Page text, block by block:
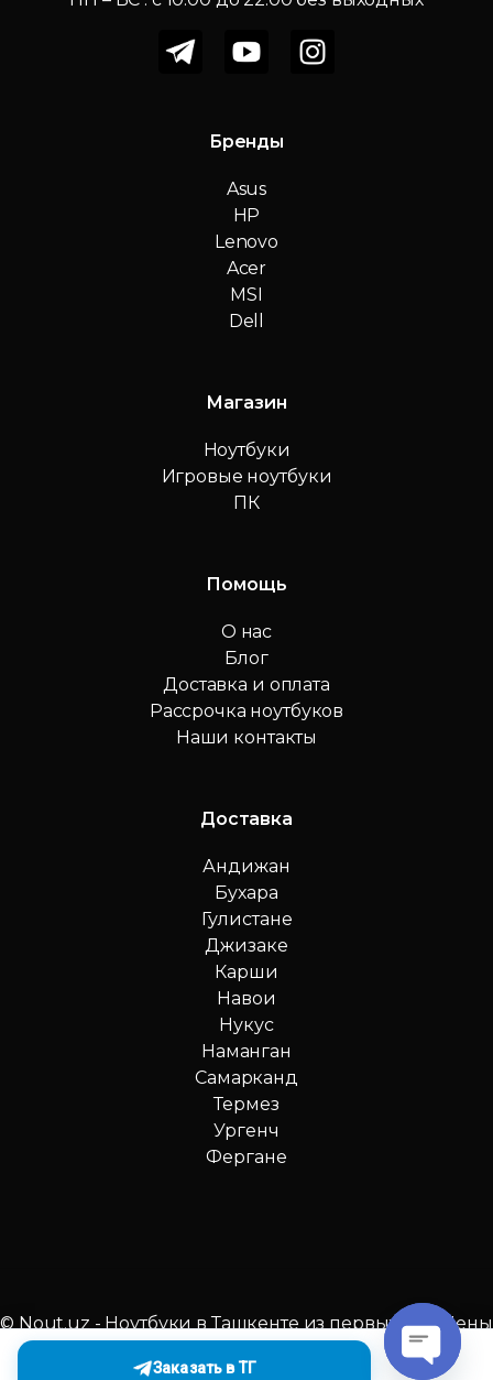
Заказать в ТГ
Бренды
Asus
HP
Lenovo
Acer
MSI
Dell
Магазин
Ноутбуки
Игровые ноутбуки
ПК
Помощь
О нас
Блог
Доставка и оплата
Рассрочка ноутбуков
Наши контакты
Доставка
Андижан
Бухара
Гулистане
Джизаке
Карши
Навои
Нукус
Наманган
Самарканд
Термез
Ургенч
Фергане
© Nout.uz - Ноутбуки в Ташкенте из первых рук. Цены